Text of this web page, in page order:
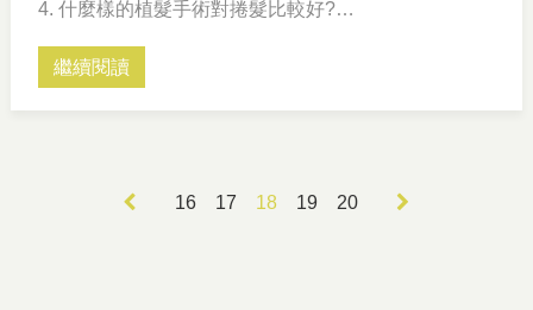
4. 什麼樣的植髮手術對捲髮比較好?
來聽聽有捲髮植髮經驗的劉醫師，怎麼說明吧!
繼續閱讀
16 17 18 19 20